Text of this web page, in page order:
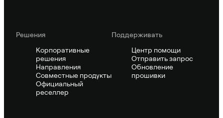
Решения
Корпоративные
решения
Направления
Совместные продукты
Официальный
реселлер
Поддерживать
Центр помощи
Отправить запрос
Обновление
прошивки